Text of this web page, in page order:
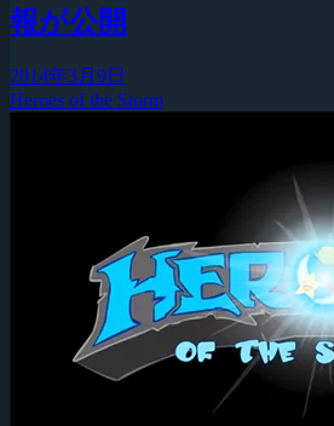
報が公開
2014年3月9日
Heroes of the Storm